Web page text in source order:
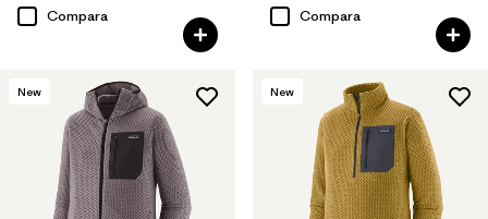
Compara
Compara
New New